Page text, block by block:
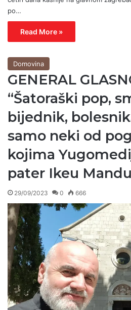
po…
Read More »
Domovina
GENERAL
“Šatoraški pop,
bijednik,
samo neki od
kojima
pater Ikeu
29/09/2023 0 666